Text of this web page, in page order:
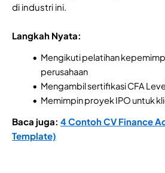
di industri ini.
Langkah Nyata:
Mengikuti pelatihan
perusahaan
Mengambil sertifikasi CFA
Memimpin proyek IPO untuk
Baca juga: 4 Contoh CV Finance
Template)